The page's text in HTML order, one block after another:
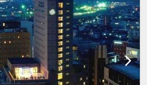
アクセス
辻・近江町市場」下車、
約10分）
セス
金沢東IC」より約12分
がら、ゆっくりと落ち着
現しました。
観光にも最適な立地